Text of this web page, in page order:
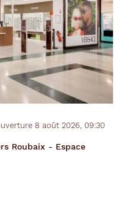
Roubaix - Espace
8 août 2026, 09:30